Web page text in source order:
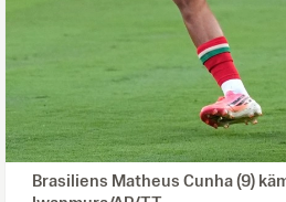
Brasiliens Matheus Cunha (9)